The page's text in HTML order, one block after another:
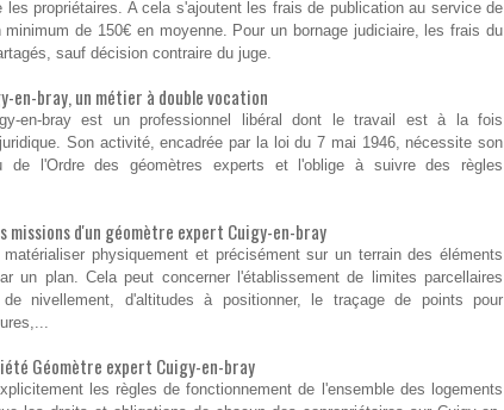
les propriétaires. A cela s'ajoutent les frais de publication au service de
minimum de 150€ en moyenne. Pour un bornage judiciaire, les frais du
sauf décision contraire du juge.
en-bray, un métier à double vocation
en-bray est un professionnel libéral dont le travail est à la fois
Son activité, encadrée par la loi du 7 mai 1946, nécessite son
de l'Ordre des géomètres experts et l'oblige à suivre des règles
missions d'un géomètre expert Cuigy-en-bray
matérialiser physiquement et précisément sur un terrain des éléments
un plan. Cela peut concerner l'établissement de limites parcellaires
nivellement, d'altitudes à positionner, le traçage de points pour
Géomètre expert Cuigy-en-bray
les règles de fonctionnement de l'ensemble des logements